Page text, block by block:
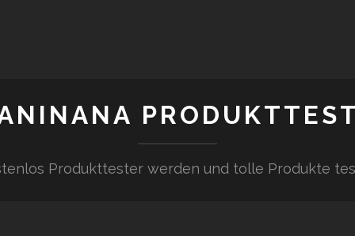
Produkttester werden und tolle Produkte